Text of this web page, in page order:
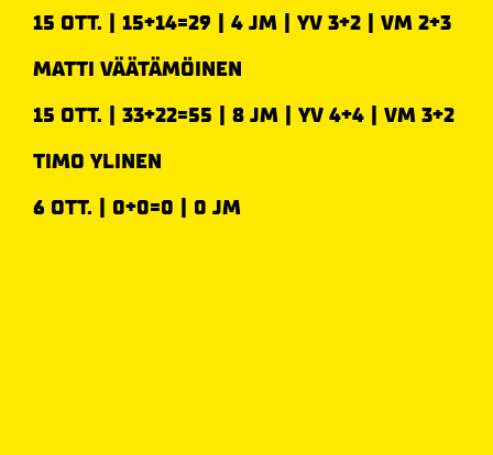
15 OTT. | 15+14=29 | 4 JM | YV 3+2 | VM 2+3
MATTI VÄÄTÄMÖINEN
15 OTT. | 33+22=55 | 8 JM | YV 4+4 | VM 3+2
TIMO YLINEN
6 OTT. | 0+0=0 | 0 JM